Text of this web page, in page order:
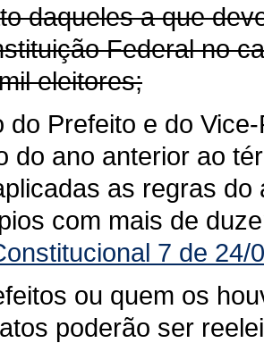
daqueles a que
Federal no
eleitores;
do Prefeito e do
do ano anterior ao
as regras
com mais de
7 de 24/
ou quem os
poderão ser